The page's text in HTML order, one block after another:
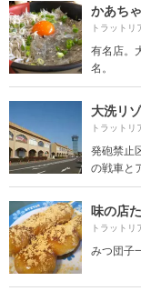
かあち
トラット
有名店。
名。
大洗リ
トラット
発砲禁止
の戦車と
味の店
トラット
みつ団子